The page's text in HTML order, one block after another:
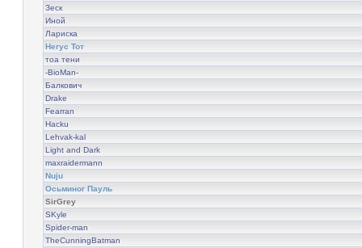
Зеск
Иной
Лариска
Негус Тот
тоа тени
-BioMan-
Балкович
Drake
Fearran
Hacku
Lehvak-kal
Light and Dark
maxraidermann
Nuju
Осьминог Пауль
SirGrey
SKyle
Spider-man
TheCunningBatman